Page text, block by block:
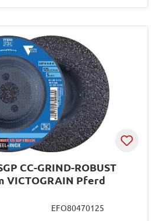
CC-GRIND-ROBUST
VICTOGRAIN Pferd
EFO80470125